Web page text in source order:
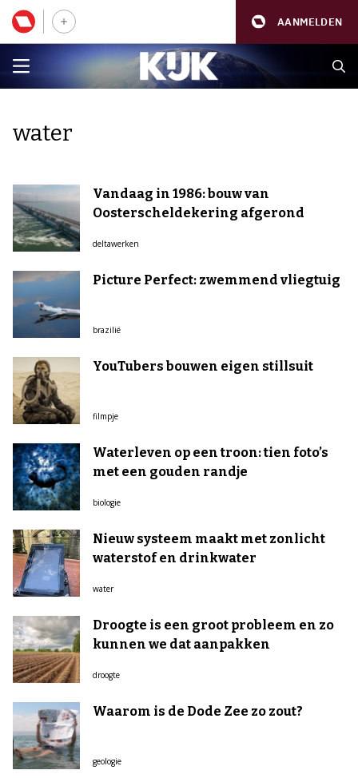
AANMELDEN
water
Vandaag in 1986: bouw van
Oosterscheldekering afgerond
deltawerken
Picture Perfect: zwemmend vliegtuig
brazilië
YouTubers bouwen eigen stillsuit
filmpje
Waterleven op een troon: tien foto’s
met een gouden randje
biologie
Nieuw systeem maakt met zonlicht
waterstof en drinkwater
water
Droogte is een groot probleem en zo
kunnen we dat aanpakken
droogte
Waarom is de Dode Zee zo zout?
geologie